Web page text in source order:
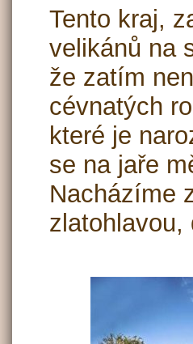
Tento kraj,
velikánů na
že zatím
cévnatých
které je
se na jaře
Nacházíme
zlatohlavou,